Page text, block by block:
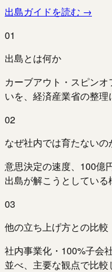
出島ガイドを読む →
01
出島とは何か
カーブアウト・スピン
いを、経済産業省の整理
02
なぜ社内では育たないの
意思決定の速度、100億
出島が解こうとしている
03
他の立ち上げ方との比較
社内事業化・100%子会
並べ、主要な観点で比較